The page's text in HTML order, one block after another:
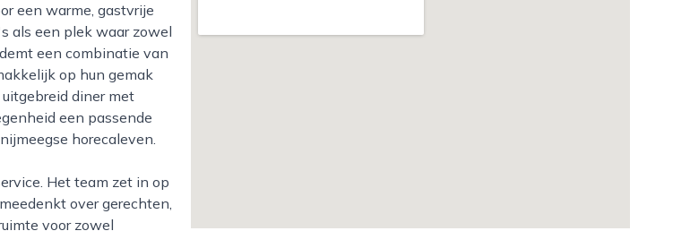
als een plek waar zowel
een combinatie van
op hun gemak
diner met
een passende
horecaleven.
over gerechten,
voor zowel